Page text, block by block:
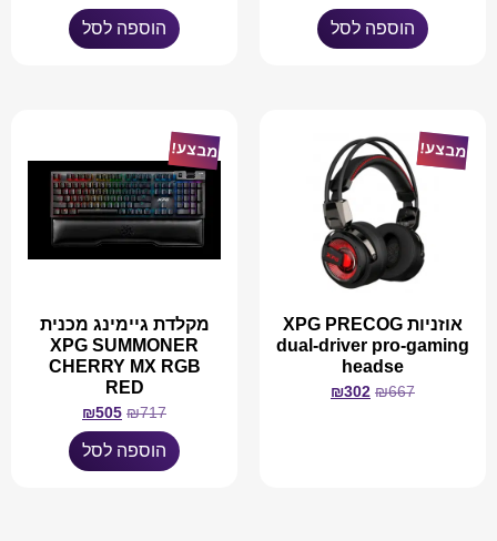
הוספה לסל הוספה לסל
מבצע!
אוזניות XPG PRECOG
dual-driver pro-gaming
headse
₪667
₪302
מבצע!
מקלדת גיימינג מכנית
XPG SUMMONER
CHERRY MX RGB
RED
₪717
₪505
הוספה לסל